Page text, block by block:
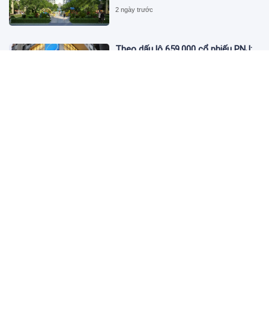
2 ngày trước
Theo dấu lô 659.000 cổ phiếu PNJ: